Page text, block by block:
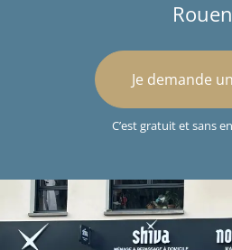
Rouen
Je demande
C’est gratuit et sans